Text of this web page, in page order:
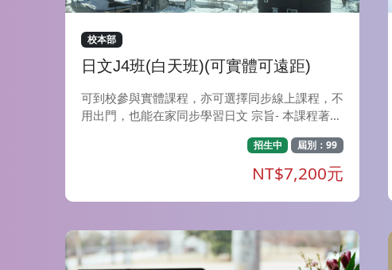
校本部
日文J4班(白天班)(可實體可遠距)
可到校參與實體課程，亦可選擇同步線上課程，不
用出門，也能在家同步學習日文 宗旨- 本課程著重
式，搭配生動有趣的對話練習，讓學員輕鬆自然地
熟悉並使用日語。為學員創造大量接觸日語的環
境，讓學員在學習過程中確實提升聽、說、讀、寫
四項技能。 特色- 經由教師深入淺出的文法解說再
靈活應用文型。課堂中讓學員透過會話演練來應用
所學，加強日語應用能力。此外，教師亦會透過P
招生中 屆別：99
NT$7,200元